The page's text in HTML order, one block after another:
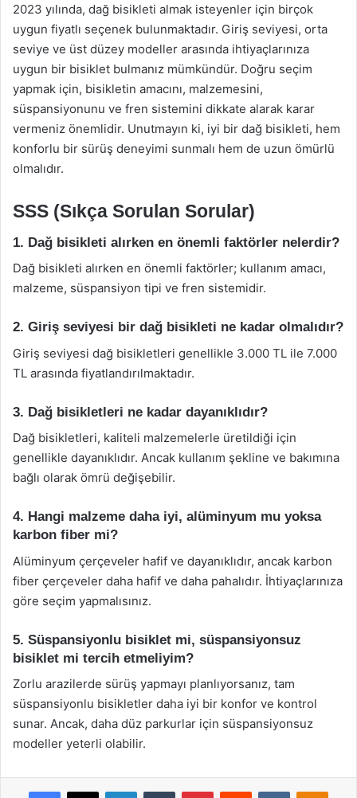
2023 yılında, dağ bisikleti almak isteyenler için birçok
uygun fiyatlı seçenek bulunmaktadır. Giriş seviyesi, orta
seviye ve üst düzey modeller arasında ihtiyaçlarınıza
uygun bir bisiklet bulmanız mümkündür. Doğru seçim
yapmak için, bisikletin amacını, malzemesini,
süspansiyonunu ve fren sistemini dikkate alarak karar
vermeniz önemlidir. Unutmayın ki, iyi bir dağ bisikleti, hem
konforlu bir sürüş deneyimi sunmalı hem de uzun ömürlü
olmalıdır.
SSS (Sıkça Sorulan Sorular)
1. Dağ bisikleti alırken en önemli faktörler nelerdir?
Dağ bisikleti alırken en önemli faktörler; kullanım amacı,
malzeme, süspansiyon tipi ve fren sistemidir.
2. Giriş seviyesi bir dağ bisikleti ne kadar olmalıdır?
Giriş seviyesi dağ bisikletleri genellikle 3.000 TL ile 7.000
TL arasında fiyatlandırılmaktadır.
3. Dağ bisikletleri ne kadar dayanıklıdır?
Dağ bisikletleri, kaliteli malzemelerle üretildiği için
genellikle dayanıklıdır. Ancak kullanım şekline ve bakımına
bağlı olarak ömrü değişebilir.
4. Hangi malzeme daha iyi, alüminyum mu yoksa
karbon fiber mi?
Alüminyum çerçeveler hafif ve dayanıklıdır, ancak karbon
fiber çerçeveler daha hafif ve daha pahalıdır. İhtiyaçlarınıza
göre seçim yapmalısınız.
5. Süspansiyonlu bisiklet mi, süspansiyonsuz
bisiklet mi tercih etmeliyim?
Zorlu arazilerde sürüş yapmayı planlıyorsanız, tam
süspansiyonlu bisikletler daha iyi bir konfor ve kontrol
sunar. Ancak, daha düz parkurlar için süspansiyonsuz
modeller yeterli olabilir.
Facebook
X LinkedInTumblr PinterestReddit VKontakte